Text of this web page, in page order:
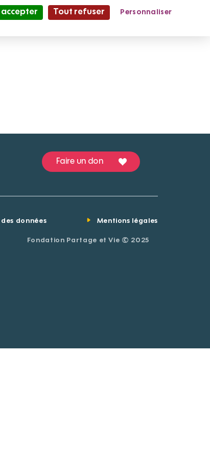
et Vie le Mag'
Faire un don
données Mentions légales
Fondation Partage et Vie © 2025
accepter Tout refuser
Personnaliser